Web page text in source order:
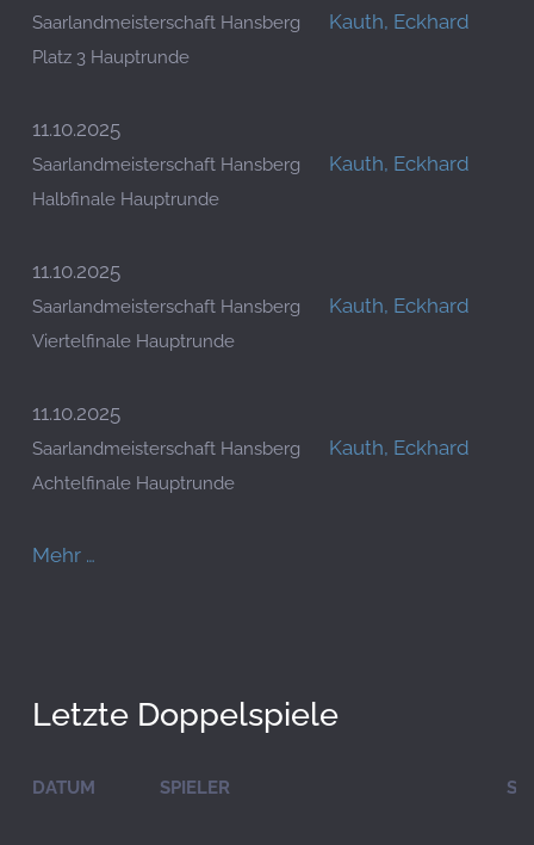
Saarlandmeisterschaft Hansberg
Platz 3 Hauptrunde
Kauth, Eckhard
11.10.2025
Saarlandmeisterschaft Hansberg
Halbfinale Hauptrunde
Kauth, Eckhard
11.10.2025
Saarlandmeisterschaft Hansberg
Viertelfinale Hauptrunde
Kauth, Eckhard
11.10.2025
Saarlandmeisterschaft Hansberg
Achtelfinale Hauptrunde
Kauth, Eckhard
Mehr …
Letzte Doppelspiele
DATUM SPIELER